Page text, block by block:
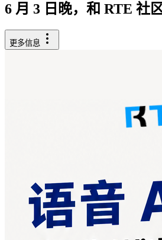
6 月 3 日晚，和 RTE 社
更多信息